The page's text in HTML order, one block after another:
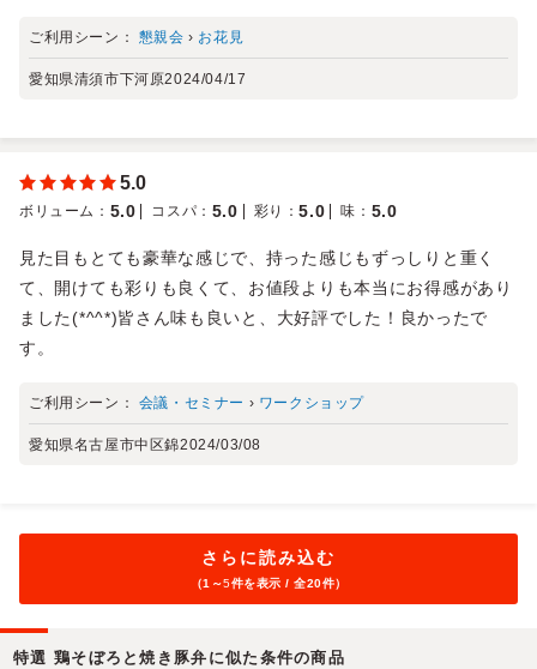
ご利用シーン： 懇親会 › お花見
愛知県清須市下河原2024/04/17
5.0
ボリューム ： 5.0 コスパ ： 5.0 彩り ：5.0 味 ： 5.0
見た目もとても豪華な感じで、持った感じもずっしりと重く
て、開けても彩りも良くて、お値段よりも本当にお得感があり
ました(*^^*)皆さん味も良いと、大好評でした！良かったで
す。
ご利用シーン： 会議・セミナー › ワークショップ
愛知県名古屋市中区錦2024/03/08
さらに読み込む
（1～5件を表示 / 全20件）
特選 鶏そぼろと焼き豚弁に似た条件の商品